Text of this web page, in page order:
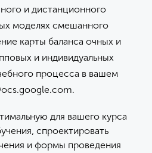
и дистанционного
моделях смешанного
карты баланса очных и
и индивидуальных
процесса в вашем
для вашего курса
спроектировать
и формы проведения